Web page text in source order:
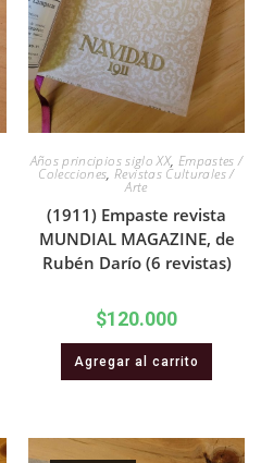
Años principios siglo XX, Empastes /
Colecciones,Revistas Culturales /
Arte
(1911) Empaste revista
MUNDIAL MAGAZINE, de
Rubén Darío (6 revistas)
$120.000
Agregar al carrito